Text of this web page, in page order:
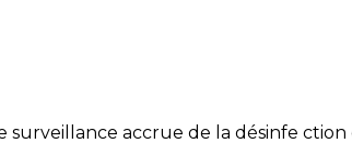
accrue de la désinfe